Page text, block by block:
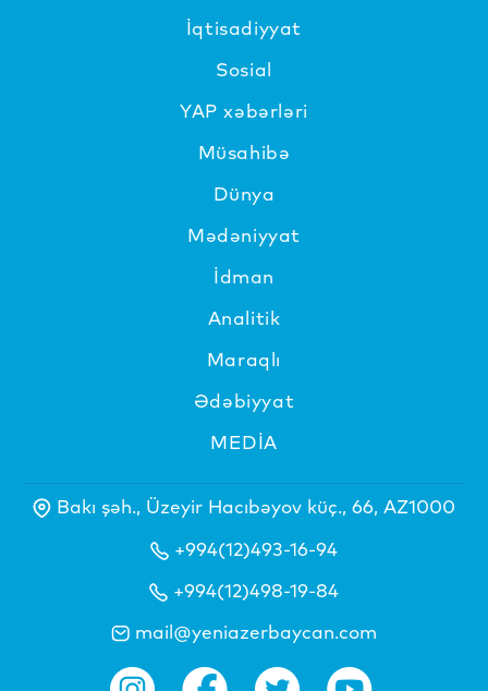
İqtisadiyyat
Sosial
YAP xəbərləri
Müsahibə
Dünya
Mədəniyyat
İdman
Analitik
Maraqlı
Ədəbiyyat
MEDİA
Bakı şəh., Üzeyir Hacıbəyov küç., 66, AZ1000
+994(12)493-16-94
+994(12)498-19-84
mail@yeniazerbaycan.com